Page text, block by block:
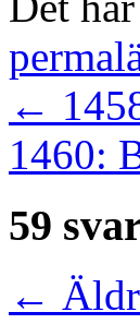
←
1460:
59
←